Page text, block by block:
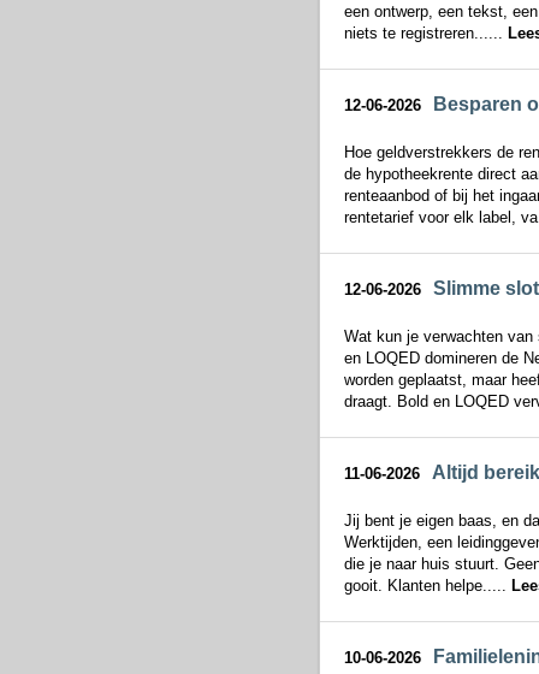
een ontwerp, een tekst,
niets te registreren......
12-06-2026 Besparen
Hoe geldverstrekkers de
de hypotheekrente direct
renteaanbod of bij het
rentetarief voor elk label,
12-06-2026 Slimme
Wat kun je verwachten
en LOQED domineren de
worden geplaatst, maar
draagt. Bold en LOQED
11-06-2026 Altijd
Jij bent je eigen baas, en
Werktijden, een
die je naar huis stuurt.
gooit. Klanten helpe.....
10-06-2026